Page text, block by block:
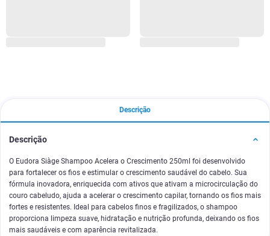
Descrição
Descrição
O Eudora Siàge Shampoo Acelera o Crescimento 250ml foi desenvolvido
para fortalecer os fios e estimular o crescimento saudável do cabelo. Sua
fórmula inovadora, enriquecida com ativos que ativam a microcirculação do
couro cabeludo, ajuda a acelerar o crescimento capilar, tornando os fios mais
fortes e resistentes. Ideal para cabelos finos e fragilizados, o shampoo
proporciona limpeza suave, hidratação e nutrição profunda, deixando os fios
mais saudáveis e com aparência revitalizada.